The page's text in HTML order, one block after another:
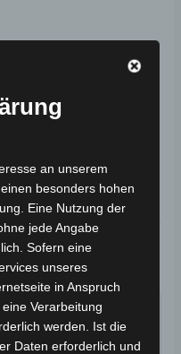
Kategorie:VS1
Checkout
an unserem
besonders hohen
Eine Nutzung der
jede Angabe
Sofern eine
unseres
in Anspruch
Verarbeitung
werden. Ist die
Daten erforderlich und